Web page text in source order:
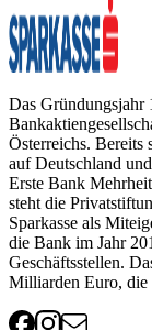
Das Gründungsjahr
Österreichs. Bereits
auf Deutschland
Erste Bank
steht die
Sparkasse als
die Bank im Jahr
Geschäftsstellen.
Milliarden Euro, die